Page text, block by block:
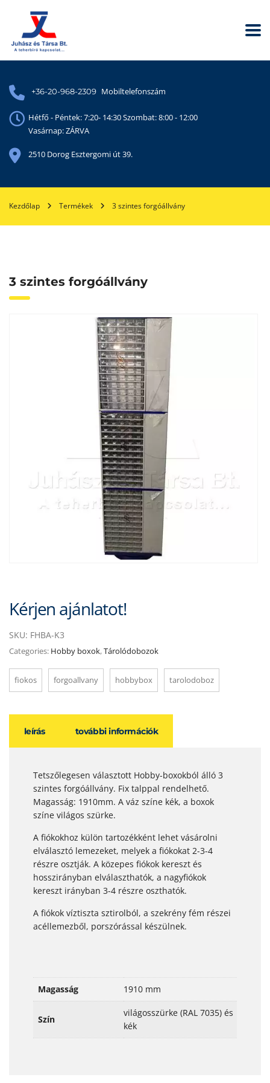
+36-20-968-2309 Mobiltelefonszám
Hétfő - Péntek: 7:20- 14:30 Szombat: 8:00 - 12:00
Vasárnap: ZÁRVA
2510 Dorog Esztergomi út 39.
Kezdőlap Termékek 3 szintes forgóállvány
3 szintes forgóállvány
Kérjen ajánlatot!
SKU: FHBA-K3
Categories: Hobby boxok,Tárolódobozok
fiokos forgoallvany hobbybox tarolodoboz
leírás további információk
Tetszőlegesen választott Hobby-boxokból álló 3
szintes forgóállvány. Fix talppal rendelhető.
Magasság: 1910mm. A váz színe kék, a boxok
színe világos szürke.
A fiókokhoz külön tartozékként lehet vásárolni
elválasztó lemezeket, melyek a fiókokat 2-3-4
részre osztják. A közepes fiókok kereszt és
hosszirányban elválaszthatók, a nagyfiókok
kereszt irányban 3-4 részre oszthatók.
A fiókok víztiszta sztirolból, a szekrény fém részei
acéllemezből, porszórással készülnek.
Magasság 1910 mm
Szín
világosszürke (RAL 7035) és
kék